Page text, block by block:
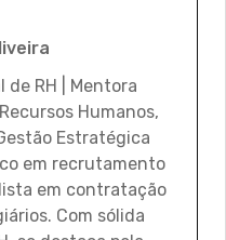
de RH | Mentora
Humanos,
Estratégica
em recrutamento
em contratação
Com sólida